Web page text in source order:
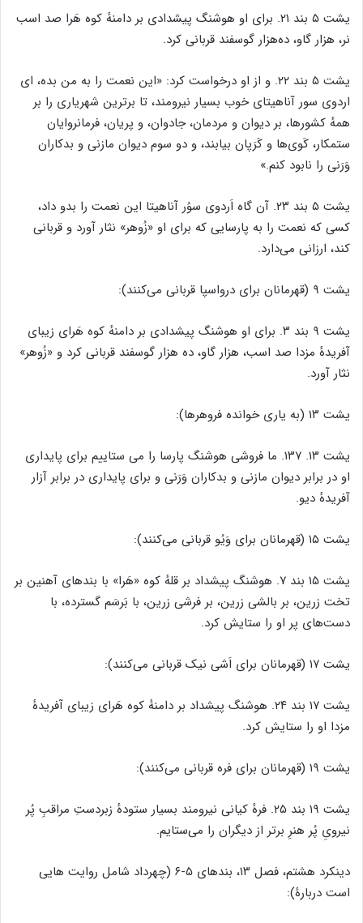
یشت ۵ بند ۲۱. برای او هوشنگ پیشدادی بر دامنهٔ کوه هَرا صد اسب
نر، هزار گاو، ده‌هزار گوسفند قربانی کرد.
یشت ۵ بند ۲۲. و از او درخواست کرد: «این نعمت را به من بده، ای
اردوی سور آناهیتای خوب بسیار نیرومند، تا برترین شهریاری را بر
همهٔ کشورها، بر دیوان و مردمان، جادوان، و پریان، فرمانروایان
ستمکار، کَوی‌ها و کَرَپان بیابند، و دو سوم دیوان مازنی و بدکاران
وَرَنی را نابود کنم.»
یشت ۵ بند ۲۳. آن گاه اَردوی سوُر آناهیتا این نعمت را بدو داد،
کسی که نعمت را به پارسایی که برای او «زُوهر» نثار آورد و قربانی
کند، ارزانی می‌دارد.
یشت ۹ (قهرمانان برای درواسپا قربانی می‌کنند):
یشت ۹ بند ۳. برای او هوشنگ پیشدادی بر دامنهٔ کوه هَرای زیبای
آفریدهٔ مزدا صد اسب، هزار گاو، ده هزار گوسفند قربانی کرد و «زُوهر»
نثار آورد.
یشت ۱۳ (به یاری خوانده فروهرها):
یشت ۱۳. ۱۳۷. ما فروشی هوشنگ پارسا را می ستاییم برای پایداری
او در برابر دیوان مازنی و بدکاران وَرَنی و برای پایداری در برابر آزار
آفریدهٔ دیو.
یشت ۱۵ (قهرمانان برای وَیُو قربانی می‌کنند):
یشت ۱۵ بند ۷. هوشنگ پیشداد بر قلهٔ کوه «هَرا» با بندهای آهنین بر
تخت زرین، بر بالشی زرین، بر فرشی زرین، با بَرسَم گسترده، با
دست‌های پر او را ستایش کرد.
یشت ۱۷ (قهرمانان برای اَشی نیک قربانی می‌کنند):
یشت ۱۷ بند ۲۴. هوشنگ پیشداد بر دامنهٔ کوه هَرای زیبای آفریدهٔ
مزدا او را ستایش کرد.
یشت ۱۹ (قهرمانان برای فره قربانی می‌کنند):
یشت ۱۹ بند ۲۵. فرهٔ کیانی نیرومند بسیار ستودهٔ زبردستِ مراقبِ پُر
نیرویِ پُر هنرِ برتر از دیگران را می‌ستایم.
دینکرد هشتم، فصل ۱۳، بندهای ۵-۶ (چهرداد شامل روایت هایی
است دربارۀ):